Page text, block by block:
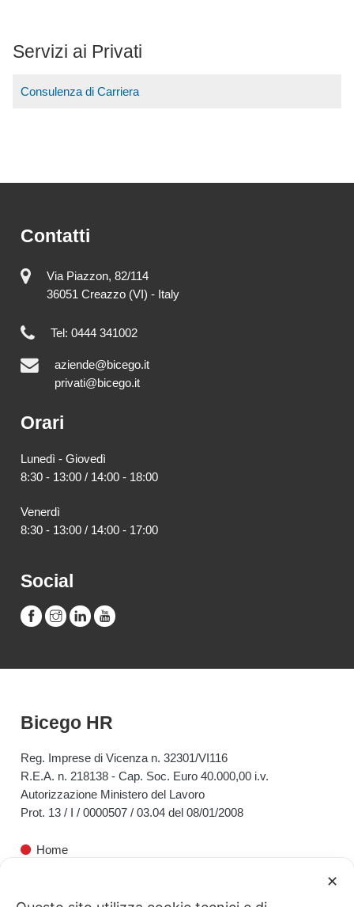
Servizi ai Privati
Consulenza di Carriera
Contatti
Via Piazzon, 82/114
36051 Creazzo (VI) - Italy
Tel: 0444 341002
aziende@bicego.it
privati@bicego.it
Orari
Lunedì - Giovedì
8:30 - 13:00 / 14:00 - 18:00
Venerdì
8:30 - 13:00 / 14:00 - 17:00
Social
Bicego HR
Reg. Imprese di Vicenza n. 32301/VI116
R.E.A. n. 218138 - Cap. Soc. Euro 40.000,00 i.v.
Autorizzazione Ministero del Lavoro
Prot. 13 / I / 0000507 / 03.04 del 08/01/2008
Home
✕